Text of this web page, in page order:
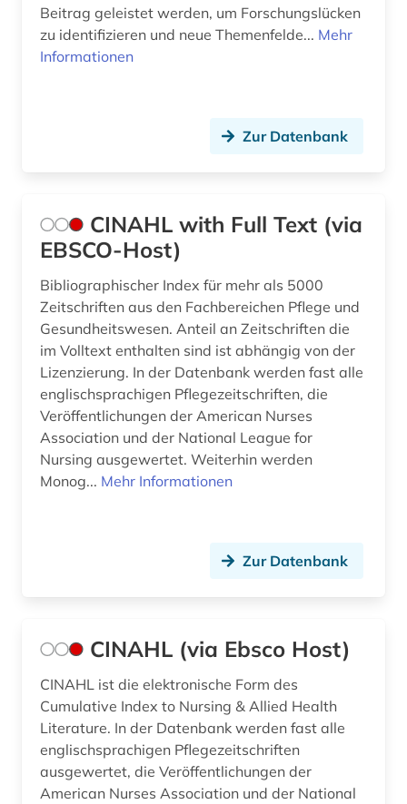
Beitrag geleistet werden, um Forschungslücken
zu identifizieren und neue Themenfelde... Mehr
Informationen
Zur Datenbank
CINAHL with Full Text (via
EBSCO-Host)
Bibliographischer Index für mehr als 5000
Zeitschriften aus den Fachbereichen Pflege und
Gesundheitswesen. Anteil an Zeitschriften die
im Volltext enthalten sind ist abhängig von der
Lizenzierung. In der Datenbank werden fast alle
englischsprachigen Pflegezeitschriften, die
Veröffentlichungen der American Nurses
Association und der National League for
Nursing ausgewertet. Weiterhin werden
Monog... Mehr Informationen
Zur Datenbank
CINAHL (via Ebsco Host)
CINAHL ist die elektronische Form des
Cumulative Index to Nursing & Allied Health
Literature. In der Datenbank werden fast alle
englischsprachigen Pflegezeitschriften
ausgewertet, die Veröffentlichungen der
American Nurses Association und der National